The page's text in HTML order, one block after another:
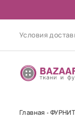
Условия
Главная